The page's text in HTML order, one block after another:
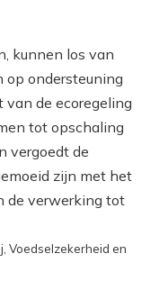
kunnen los van
op ondersteuning
van de ecoregeling
tot opschaling
vergoedt de
zijn met het
de verwerking tot
Voedselzekerheid en